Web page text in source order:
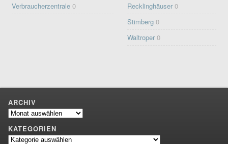
Verbraucherzentrale 0
Recklinghäuser 0
Stimberg 0
Waltroper 0
ARCHIV
Archiv
KATEGORIEN
Kategorien